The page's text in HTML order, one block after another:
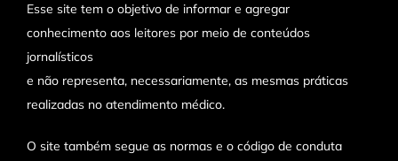
Esse site tem o objetivo de informar e agregar
conhecimento aos leitores por meio de conteúdos
jornalísticos
e não representa, necessariamente, as mesmas práticas
realizadas no atendimento médico.
O site também segue as normas e o código de conduta